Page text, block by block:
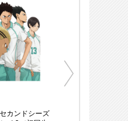
カンドシーズ